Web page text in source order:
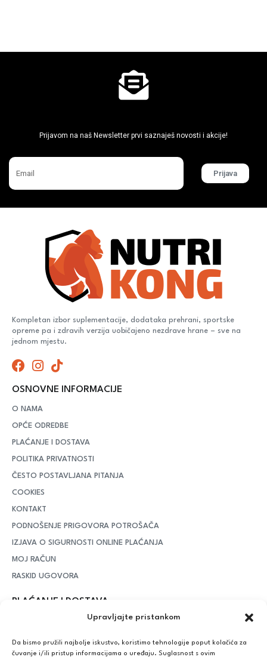
Upravljajte pristankom
Da bismo pružili najbolje iskustvo, koristimo tehnologije poput kolačića za
čuvanje i/ili pristup informacijama o uređaju. Suglasnost s ovim
Prijavom na naš Newsletter prvi saznaješ novosti i akcije!
Prijava
Kompletan izbor suplementacije, dodataka prehrani, sportske
opreme pa i zdravih verzija uobičajeno nezdrave hrane – sve na
jednom mjestu.
OSNOVNE INFORMACIJE
O NAMA
OPĆE ODREDBE
PLAĆANJE I DOSTAVA
POLITIKA PRIVATNOSTI
ČESTO POSTAVLJANA PITANJA
COOKIES
KONTAKT
PODNOŠENJE PRIGOVORA POTROŠAČA
IZJAVA O SIGURNOSTI ONLINE PLAĆANJA
MOJ RAČUN
RASKID UGOVORA
PLAĆANJE I DOSTAVA
– iznad potrošenih 55 eura dostava je